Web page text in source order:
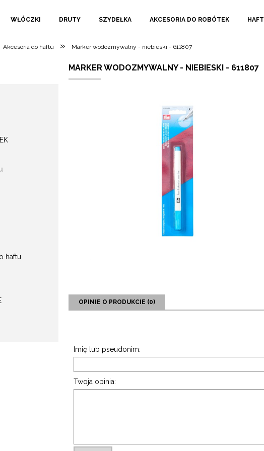
WŁÓCZKI DRUTY SZYDEŁKA AKCESORIA DO ROBÓTEK HAFT
Akcesoria do haftu » Marker wodozmywalny - niebieski - 611807
haftu
MARKER WODOZMYWALNY - NIEBIESKI - 611807
OPINIE O PRODUKCIE (0)
Imię lub pseudonim:
Twoja opinia: